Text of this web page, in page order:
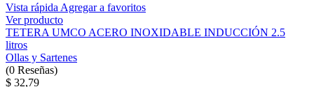
Vista rápida Agregar a favoritos
Ver producto
TETERA UMCO ACERO INOXIDABLE INDUCCIÓN 2.5
litros
Ollas y Sartenes
(0 Reseñas)
$ 32,79